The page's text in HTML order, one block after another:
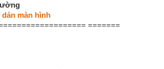
dán màn hình
=======